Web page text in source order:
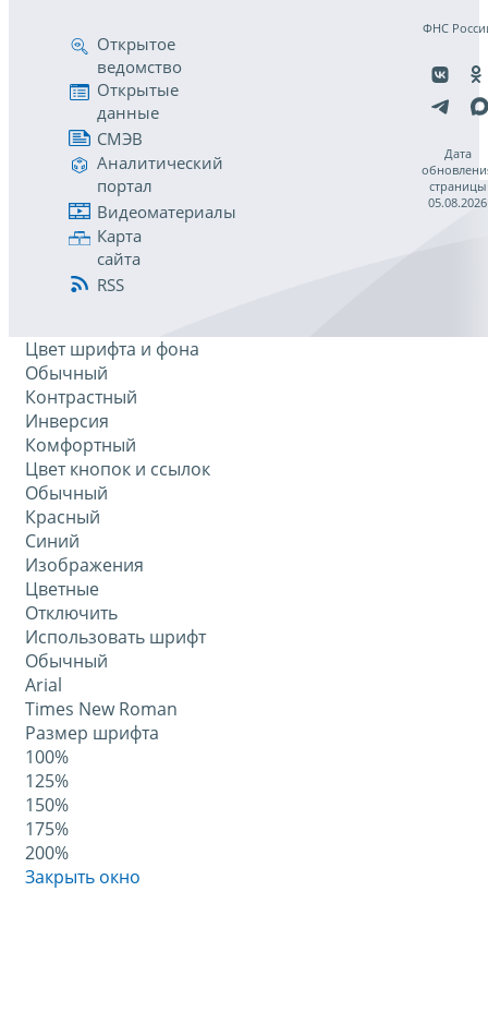
Открытое
ведомство
Открытые
данные
СМЭВ
Аналитический
портал
Видеоматериалы
Карта
сайта
RSS
ФНС
Дата
страницы
05.08.2026
Цвет шрифта и фона
Обычный
Контрастный
Инверсия
Комфортный
Цвет кнопок и ссылок
Обычный
Красный
Синий
Изображения
Цветные
Отключить
Использовать шрифт
Обычный
Arial
Times New Roman
Размер шрифта
100%
125%
150%
175%
200%
Закрыть окно